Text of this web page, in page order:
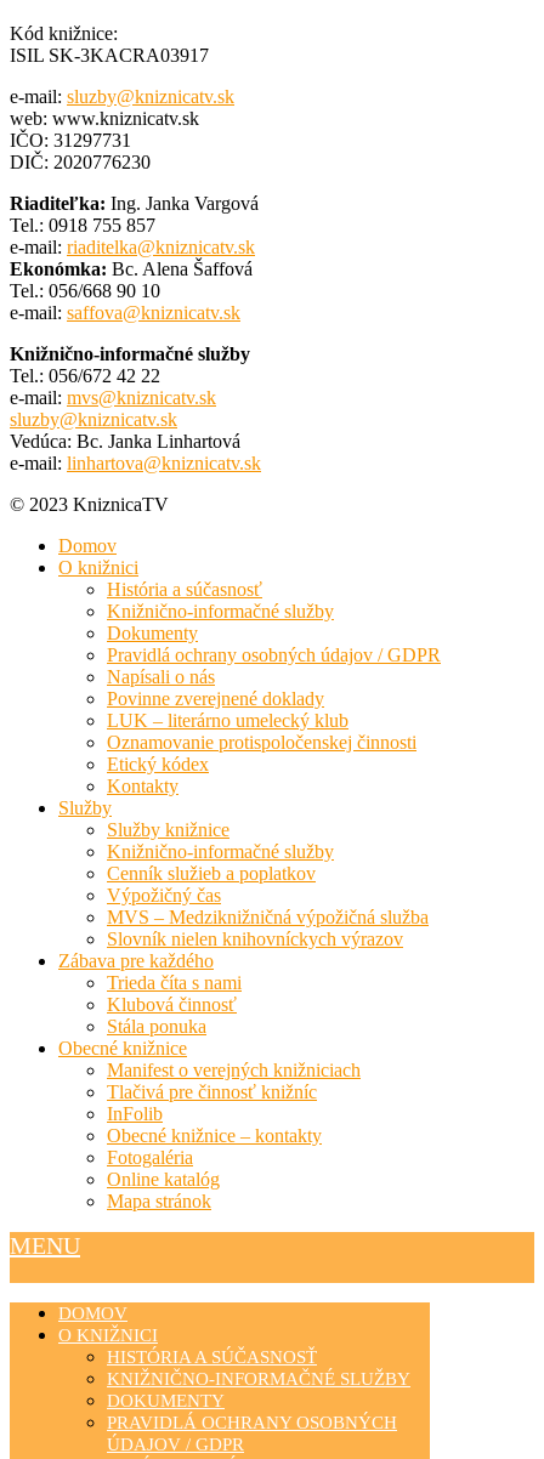
Kód knižnice:
ISIL SK-3KACRA03917
e-mail: sluzby@kniznicatv.sk
web: www.kniznicatv.sk
IČO: 31297731
DIČ: 2020776230
Riaditeľka: Ing. Janka Vargová
Tel.: 0918 755 857
e-mail: riaditelka@kniznicatv.sk
Ekonómka: Bc. Alena Šaffová
Tel.: 056/668 90 10
e-mail: saffova@kniznicatv.sk
Knižnično-informačné služby
Tel.: 056/672 42 22
e-mail: mvs@kniznicatv.sk
sluzby@kniznicatv.sk
Vedúca: Bc. Janka Linhartová
e-mail: linhartova@kniznicatv.sk
© 2023 KniznicaTV
Domov
O knižnici
História a súčasnosť
Knižnično-informačné služby
Dokumenty
Pravidlá ochrany osobných údajov / GDPR
Napísali o nás
Povinne zverejnené doklady
LUK – literárno umelecký klub
Oznamovanie protispoločenskej činnosti
Etický kódex
Kontakty
Služby
Služby knižnice
Knižnično-informačné služby
Cenník služieb a poplatkov
Výpožičný čas
MVS – Medziknižničná výpožičná služba
Slovník nielen knihovníckych výrazov
Zábava pre každého
Trieda číta s nami
Klubová činnosť
Stála ponuka
Obecné knižnice
Manifest o verejných knižniciach
Tlačivá pre činnosť knižníc
InFolib
Obecné knižnice – kontakty
Fotogaléria
Online katalóg
Mapa stránok
MENU
DOMOV
O KNIŽNICI
HISTÓRIA A SÚČASNOSŤ
KNIŽNIČNO-INFORMAČNÉ SLUŽBY
DOKUMENTY
PRAVIDLÁ OCHRANY OSOBNÝCH
ÚDAJOV / GDPR